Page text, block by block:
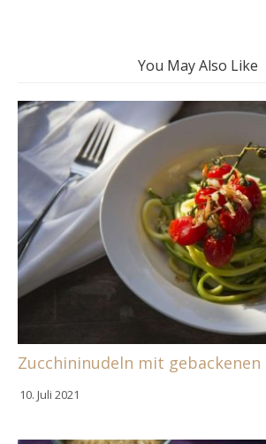
You May Also Like
Zucchininudeln mit
10. Juli 2021